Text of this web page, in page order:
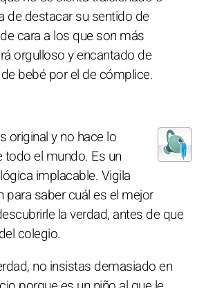
de destacar su sentido de
cara a los que son más
orgulloso y encantado de
bebé por el de cómplice.
original y no hace lo
el mundo. Es un
implacable. Vigila
para saber cuál es el mejor
la verdad, antes de que
colegio.
no insistas demasiado en